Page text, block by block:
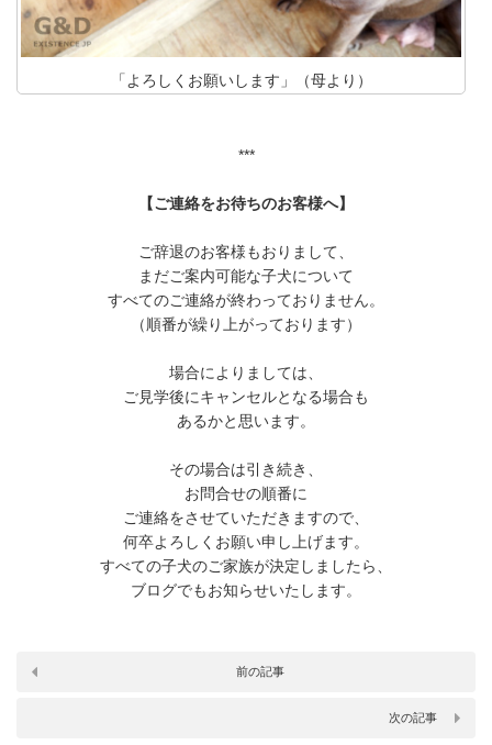
「よろしくお願いします」（母より）
***
【ご連絡をお待ちのお客様へ】
ご辞退のお客様もおりまして、
まだご案内可能な子犬について
すべてのご連絡が終わっておりません。
（順番が繰り上がっております）
場合によりましては、
ご見学後にキャンセルとなる場合も
あるかと思います。
その場合は引き続き、
お問合せの順番に
ご連絡をさせていただきますので、
何卒よろしくお願い申し上げます。
すべての子犬のご家族が決定しましたら、
ブログでもお知らせいたします。
前の記事
次の記事